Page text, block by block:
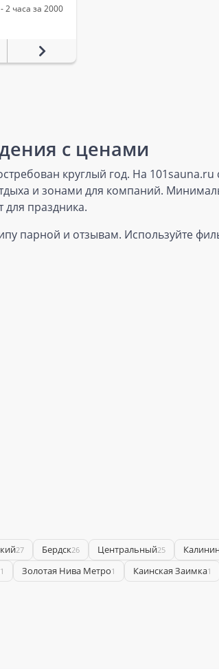
2 часа за 2000
с ценами
круглый год. На
и зонами для компаний.
праздника.
парной и отзывам. Используйте
27 Бердск26 Центральный25
1 Золотая Нива Метро1 Каинская Заимка1